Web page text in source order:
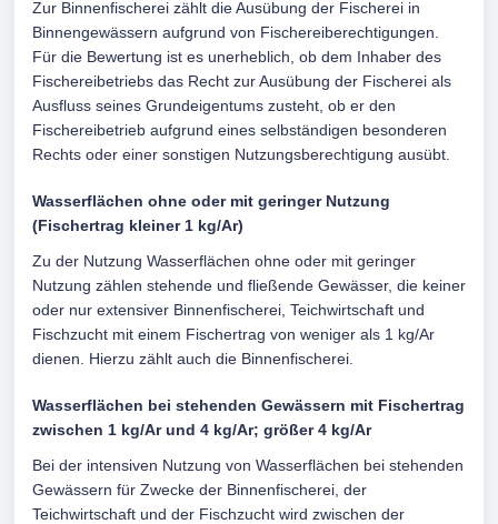
Zur Binnenfischerei zählt die Ausübung der Fischerei in
Binnengewässern aufgrund von Fischereiberechtigungen.
Für die Bewertung ist es unerheblich, ob dem Inhaber des
Fischereibetriebs das Recht zur Ausübung der Fischerei als
Ausfluss seines Grundeigentums zusteht, ob er den
Fischereibetrieb aufgrund eines selbständigen besonderen
Rechts oder einer sonstigen Nutzungsberechtigung ausübt.
Wasserflächen ohne oder mit geringer Nutzung
(Fischertrag kleiner 1 kg/Ar)
Zu der Nutzung Wasserflächen ohne oder mit geringer
Nutzung zählen stehende und fließende Gewässer, die keiner
oder nur extensiver Binnenfischerei, Teichwirtschaft und
Fischzucht mit einem Fischertrag von weniger als 1 kg/Ar
dienen. Hierzu zählt auch die Binnenfischerei.
Wasserflächen bei stehenden Gewässern mit Fischertrag
zwischen 1 kg/Ar und 4 kg/Ar; größer 4 kg/Ar
Bei der intensiven Nutzung von Wasserflächen bei stehenden
Gewässern für Zwecke der Binnenfischerei, der
Teichwirtschaft und der Fischzucht wird zwischen der